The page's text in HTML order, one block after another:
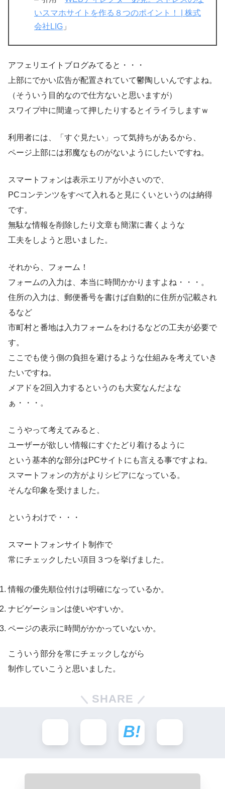
いスマホサイトを作る８つのポイント！ | 株式
会社LIG 」
アフェリエイトブログみてると・・・
上部にでかい広告が配置されていて鬱陶しいんですよね。
（そういう目的なので仕方ないと思いますが）
スワイプ中に間違って押したりするとイライラしますｗ
利用者には、「すぐ見たい」って気持ちがあるから、
ページ上部には邪魔なものがないようにしたいですね。
スマートフォンは表示エリアが小さいので、
PCコンテンツをすべて入れると見にくいというのは納得
です。
無駄な情報を削除したり文章も簡潔に書くような
工夫をしようと思いました。
それから、フォーム！
フォームの入力は、本当に時間かかりますよね・・・。
住所の入力は、郵便番号を書けば自動的に住所が記載され
るなど
市町村と番地は入力フォームをわけるなどの工夫が必要で
す。
ここでも使う側の負担を避けるような仕組みを考えていき
たいですね。
メアドを2回入力するというのも大変なんだよな
ぁ・・・。
こうやって考えてみると、
ユーザーが欲しい情報にすぐたどり着けるように
という基本的な部分はPCサイトにも言える事ですよね。
スマートフォンの方がよりシビアになっている。
そんな印象を受けました。
というわけで・・・
スマートフォンサイト制作で
常にチェックしたい項目３つを挙げました。
情報の優先順位付けは明確になっているか。
ナビゲーションは使いやすいか。
ページの表示に時間がかかっていないか。
こういう部分を常にチェックしながら
制作していこうと思いました。
SHARE